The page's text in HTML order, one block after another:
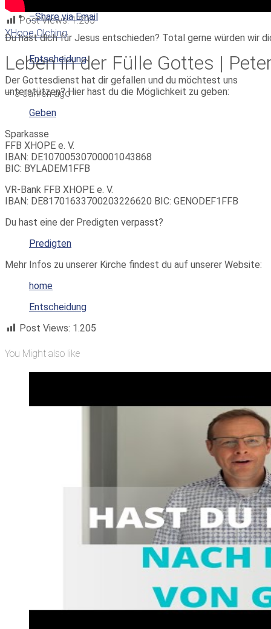
Post Views: 1.205
XHope Olching
Leben in der Fülle Gottes |
— 3 Jahren ago
–Share via Email
Du hast dich für Jesus entschieden? Total gerne würden wir
Entscheidung
Der Gottesdienst hat dir gefallen und du möchtest uns
unterstützen? Hier hast du die Möglichkeit zu geben:
Geben
Sparkasse
FFB XHOPE e. V.
IBAN: DE10700530700001043868
BIC: BYLADEM1FFB
VR-Bank FFB XHOPE e. V.
IBAN: DE81701633700203226620 BIC: GENODEF1FFB
Du hast eine der Predigten verpasst?
Predigten
Mehr Infos zu unserer Kirche findest du auf unserer Website:
home
Entscheidung
Post Views: 1.205
You Might also like